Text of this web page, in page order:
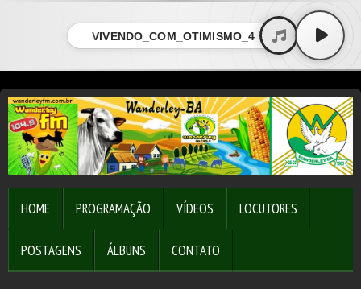
VIVENDO_COM_OTIMISMO_4
HOME PROGRAMAÇÃO VÍDEOS LOCUTORES
POSTAGENS ÁLBUNS CONTATO